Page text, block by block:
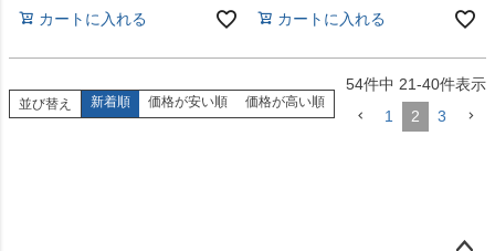
カートに入れる カートに入れる
並び替え 新着順 価格が安い順 価格が高い順
54件中 21-40件表示
1
2 3